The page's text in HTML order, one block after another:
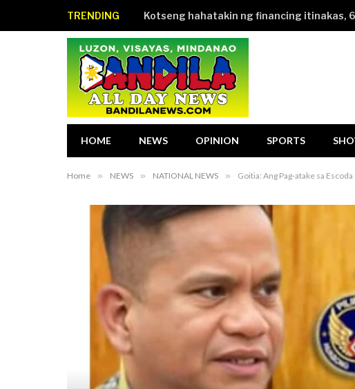
TRENDING
HOME NEWS OPINION SPORTS
Home » NEWS » NATIONAL NEWS » Goitia: Ang Pag-atake sa